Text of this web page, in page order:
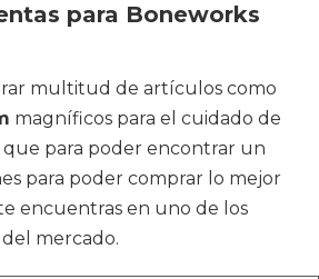
para Boneworks
multitud de artículos como
magníficos para el cuidado de
que para poder encontrar un
para poder comprar lo mejor
encuentras en uno de los
mercado.